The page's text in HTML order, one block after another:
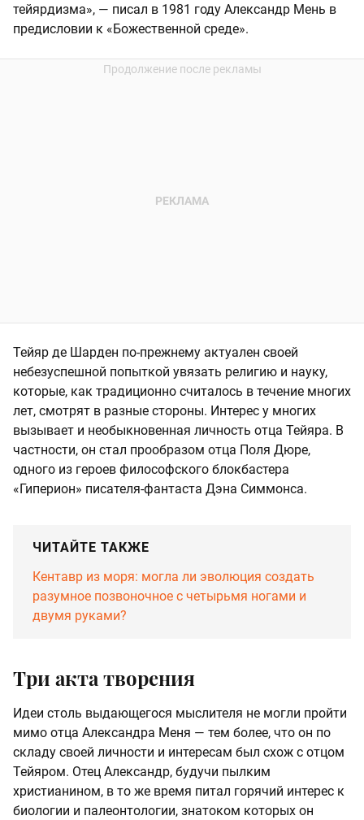
тейярдизма», — писал в 1981 году Александр Мень в
предисловии к «Божественной среде».
Тейяр де Шарден по-прежнему актуален своей
небезуспешной попыткой увязать религию и науку,
которые, как традиционно считалось в течение многих
лет, смотрят в разные стороны. Интерес у многих
вызывает и необыкновенная личность отца Тейяра. В
частности, он стал прообразом отца Поля Дюре,
одного из героев философского блокбастера
«Гиперион» писателя-фантаста Дэна Симмонса.
ЧИТАЙТЕ ТАКЖЕ
Кентавр из моря: могла ли эволюция создать
разумное позвоночное с четырьмя ногами и
двумя руками?
Три акта творения
Идеи столь выдающегося мыслителя не могли пройти
мимо отца Александра Меня — тем более, что он по
складу своей личности и интересам был схож с отцом
Тейяром. Отец Александр, будучи пылким
христианином, в то же время питал горячий интерес к
биологии и палеонтологии, знатоком которых он